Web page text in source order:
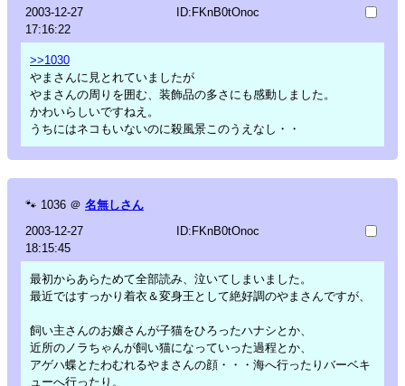
2003-12-27
17:16:22
ID:FKnB0tOnoc
>>1030
やまさんに見とれていましたが
やまさんの周りを囲む、装飾品の多さにも感動しました。
かわいらしいですねえ。
うちにはネコもいないのに殺風景このうえなし・・
🐾 1036 ＠ 名無しさん
2003-12-27
18:15:45
ID:FKnB0tOnoc
最初からあらためて全部読み、泣いてしまいました。
最近ではすっかり着衣＆変身王として絶好調のやまさんですが、
飼い主さんのお嬢さんが子猫をひろったハナシとか、
近所のノラちゃんが飼い猫になっていった過程とか、
アゲハ蝶とたわむれるやまさんの顔・・・海へ行ったりバーベキ
ューへ行ったり。